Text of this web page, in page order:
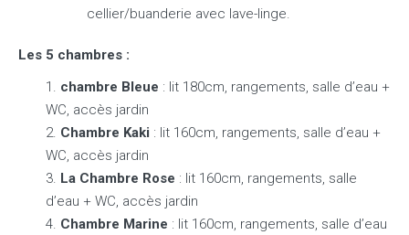
cellier/buanderie avec lave-linge.
Les 5 chambres :
chambre Bleue : lit 180cm, rangements, salle d’eau +
WC, accès jardin
Chambre Kaki : lit 160cm, rangements, salle d’eau +
WC, accès jardin
La Chambre Rose : lit 160cm, rangements, salle
d’eau + WC, accès jardin
Chambre Marine : lit 160cm, rangements, salle d’eau